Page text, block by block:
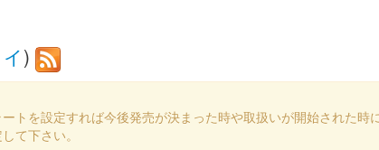
)
トを設定すれば今後発売が決まった時や取扱いが開始された時
て下さい。